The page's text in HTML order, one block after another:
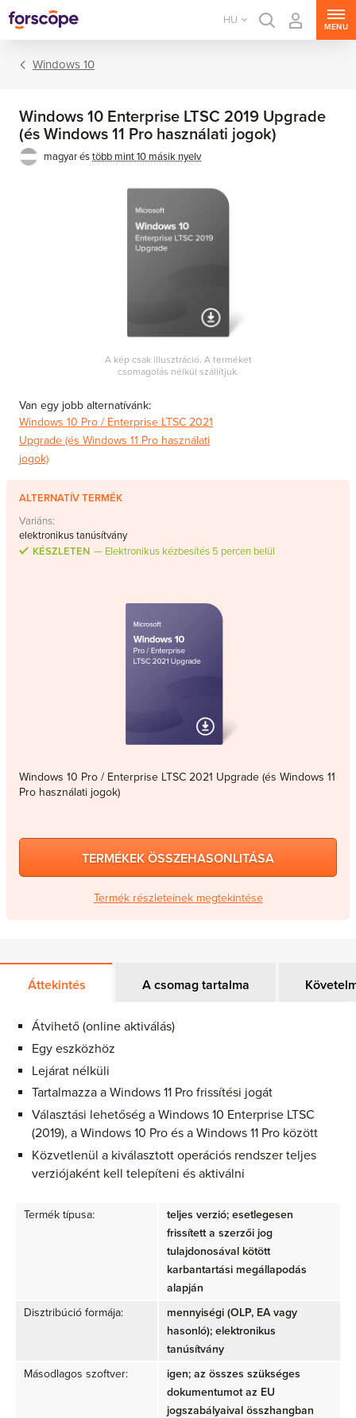
HU
MENU
Windows 10
Windows 10 Enterprise LTSC 2019 Upgrade
(és Windows 11 Pro használati jogok)
magyar éstöbb mint 10 másik nyelv
A kép csak illusztráció. A terméket
csomagolás nélkül szállítjuk.
Van egy jobb alternatívánk:
Windows 10 Pro / Enterprise LTSC 2021
Upgrade (és Windows 11 Pro használati
jogok)
ALTERNATÍV TERMÉK
Variáns:
elektronikus tanúsítvány
KÉSZLETEN
Elektronikus kézbesítés 5 percen belül
Windows 10 Pro / Enterprise LTSC 2021 Upgrade (és Windows 11
Pro használati jogok)
TERMÉKEK ÖSSZEHASONLITÁSA
Termék részleteinek megtekintése
Áttekintés A csomag tartalma
Átvihető (online aktiválás)
Egy eszközhöz
Lejárat nélküli
Tartalmazza a Windows 11 Pro frissítési jogát
Választási lehetőség a Windows 10 Enterprise LTSC
(2019), a Windows 10 Pro és a Windows 11 Pro között
Közvetlenül a kiválasztott operációs rendszer teljes
verziójaként kell telepíteni és aktiválni
Termék típusa:
teljes verzió; esetlegesen
frissített a szerzői jog
tulajdonosával kötött
karbantartási megállapodás
alapján
Disztribúció formája:
mennyiségi (OLP, EA vagy
hasonló); elektronikus
tanúsítvány
Másodlagos szoftver:
igen; az összes szükséges
dokumentumot az EU
jogszabályaival összhangban